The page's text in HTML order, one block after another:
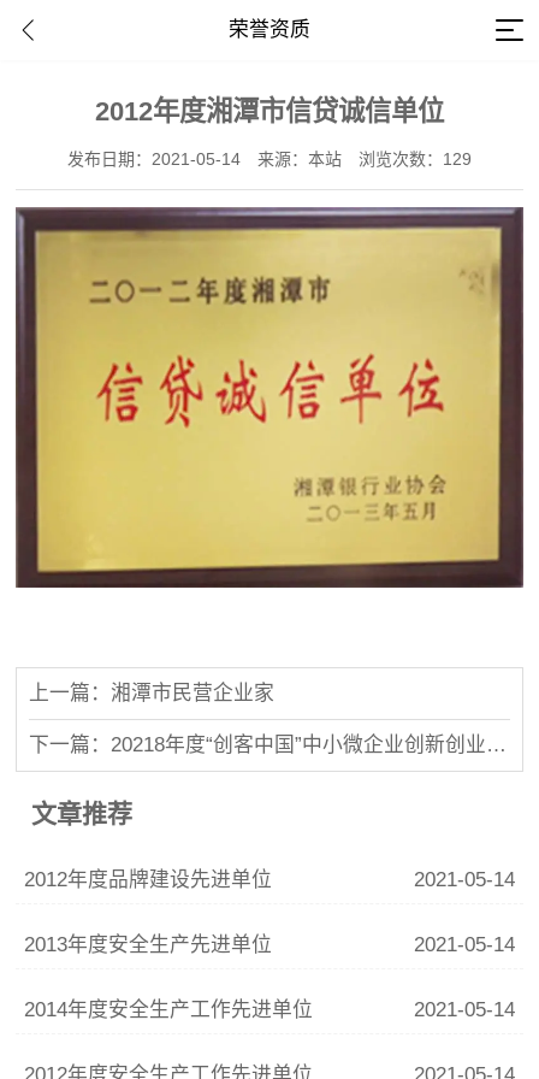
荣誉资质
2012年度湘潭市信贷诚信单位
发布日期：2021-05-14 来源：本站 浏览次数：129
上一篇：湘潭市民营企业家
下一篇：20218年度“创客中国”中小微企业创新创业大赛——湘潭市复赛一等奖
文章推荐
2012年度品牌建设先进单位 2021-05-14
2013年度安全生产先进单位 2021-05-14
2014年度安全生产工作先进单位 2021-05-14